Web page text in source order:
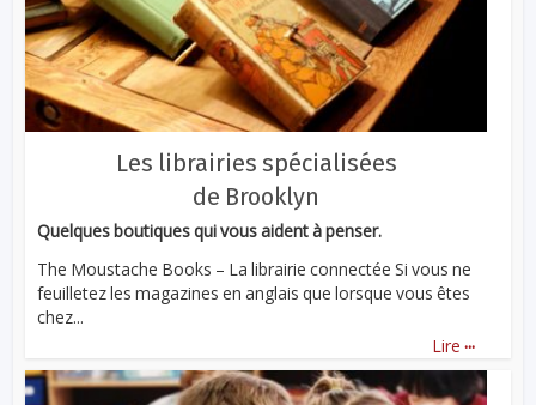
Les librairies spécialisées
de Brooklyn
Quelques boutiques qui vous aident à penser.
The Moustache Books – La librairie connectée Si vous ne
feuilletez les magazines en anglais que lorsque vous êtes
chez...
Lire ...